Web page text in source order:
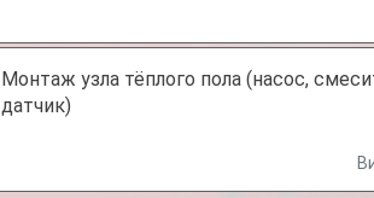
Монтаж узла тёплого пола (насос,
датчик)